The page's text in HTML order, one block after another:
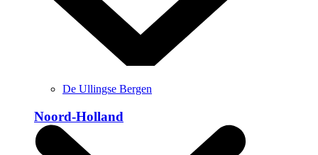
De Ullingse Bergen
Noord-Holland